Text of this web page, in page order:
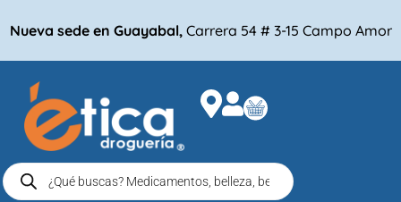
Nueva sede en Guayabal, Carrera 54 # 3-15 Campo Amor